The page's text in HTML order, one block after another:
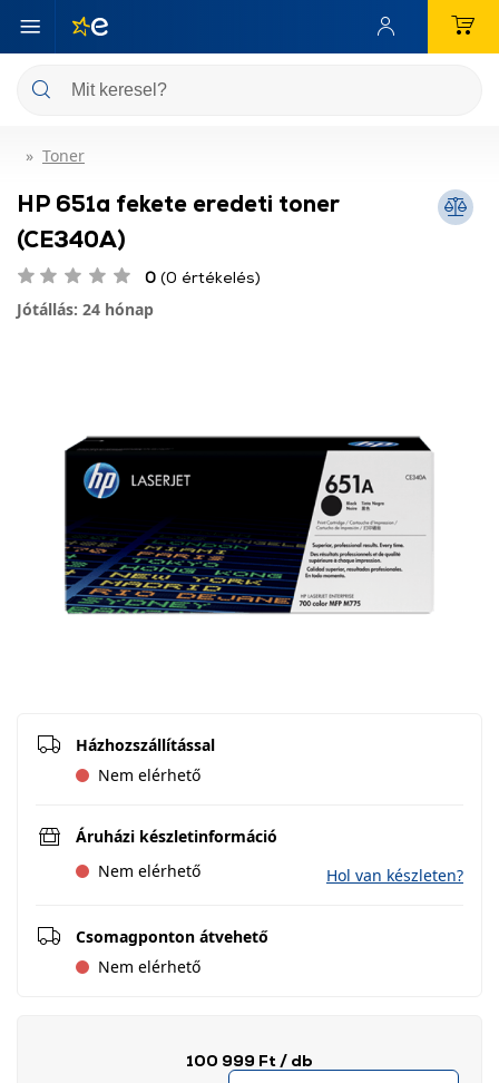
Toner
HP 651a fekete eredeti toner
(CE340A)
0 (0 értékelés)
Jótállás: 24 hónap
Házhozszállítással
Nem elérhető
Áruházi készletinformáció
Nem elérhető
Hol van készleten?
Csomagponton átvehető
Nem elérhető
100 999 Ft / db